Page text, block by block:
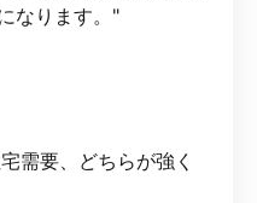
なります。"
需要、どちらが強く